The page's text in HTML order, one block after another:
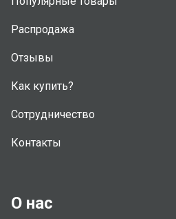
Распродажа
Отзывы
Как купить?
Сотрудничество
Контакты
О нас